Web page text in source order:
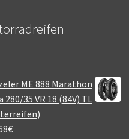
ME 888 Marathon
280/35 VR 18 (84V) TL
€